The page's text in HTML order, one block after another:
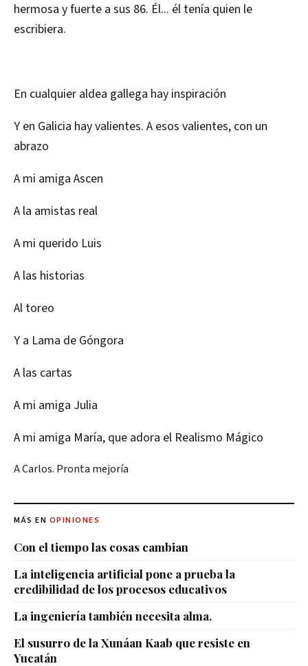
hermosa y fuerte a sus 86. Él... él tenía quien le
escribiera.
En cualquier aldea gallega hay inspiración
Y en Galicia hay valientes. A esos valientes, con un
abrazo
A mi amiga Ascen
A la amistas real
A mi querido Luis
A las historias
Al toreo
Y a Lama de Góngora
A las cartas
A mi amiga Julia
A mi amiga María, que adora el Realismo Mágico
A Carlos. Pronta mejoría
MÁS EN OPINIONES
Con el tiempo las cosas cambian
La inteligencia artificial pone a prueba la
credibilidad de los procesos educativos
La ingeniería también necesita alma.
El susurro de la Xunáan Kaab que resiste en
Yucatán